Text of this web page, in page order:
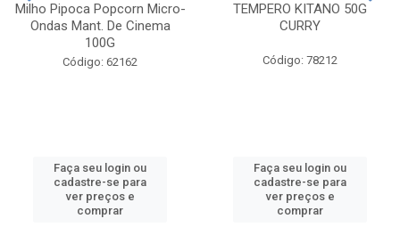
Milho Pipoca Popcorn Micro-
Ondas Mant. De Cinema
100G
Código: 62162
Faça seu login ou
cadastre-se para
ver preços e
comprar
TEMPERO KITANO 50G
CURRY
Código: 78212
Faça seu login ou
cadastre-se para
ver preços e
comprar